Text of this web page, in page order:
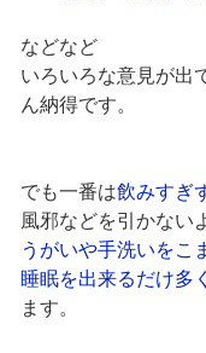
などなど
いろいろな意見が出
ん納得です。
でも一番は飲みすぎ
風邪などを引かない
うがいや手洗いをこ
睡眠を出来るだけ多く
ます。